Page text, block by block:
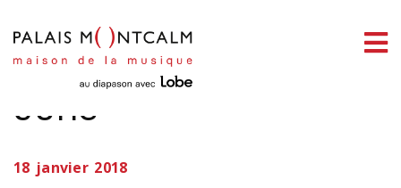
Communiqué Valerie
June
18 janvier 2018